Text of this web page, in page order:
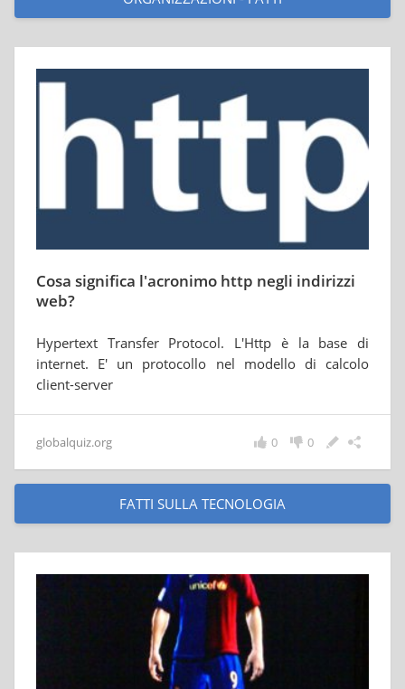
Cosa significa l'acronimo http negli indirizzi
web?
Hypertext Transfer Protocol. L'Http è la base di
internet. E' un protocollo nel modello di calcolo
client-server
globalquiz.org 0
0
FATTI SULLA TECNOLOGIA